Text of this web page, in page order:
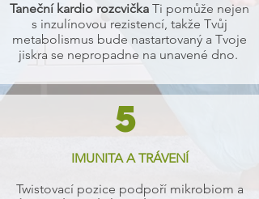
Taneční kardio rozcvička Ti pomůže nejen
s inzulínovou rezistencí, takže Tvůj
metabolismus bude nastartovaný a Tvoje
jiskra se nepropadne na unavené dno.
5
IMUNITA A TRÁVENÍ
Twistovací pozice podpoří mikrobiom a